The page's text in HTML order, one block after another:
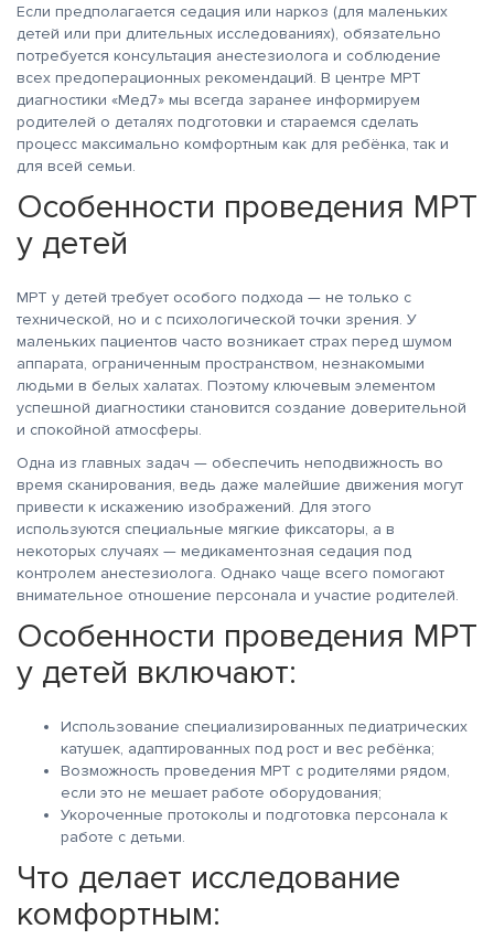
Если предполагается седация или наркоз (для маленьких
детей или при длительных исследованиях), обязательно
потребуется консультация анестезиолога и соблюдение
всех предоперационных рекомендаций. В центре МРТ
диагностики «Мед7» мы всегда заранее информируем
родителей о деталях подготовки и стараемся сделать
процесс максимально комфортным как для ребёнка, так и
для всей семьи.
Особенности проведения МРТ
у детей
МРТ у детей требует особого подхода — не только с
технической, но и с психологической точки зрения. У
маленьких пациентов часто возникает страх перед шумом
аппарата, ограниченным пространством, незнакомыми
людьми в белых халатах. Поэтому ключевым элементом
успешной диагностики становится создание доверительной
и спокойной атмосферы.
Одна из главных задач — обеспечить неподвижность во
время сканирования, ведь даже малейшие движения могут
привести к искажению изображений. Для этого
используются специальные мягкие фиксаторы, а в
некоторых случаях — медикаментозная седация под
контролем анестезиолога. Однако чаще всего помогают
внимательное отношение персонала и участие родителей.
Особенности проведения МРТ
у детей включают:
Использование специализированных педиатрических
катушек, адаптированных под рост и вес ребёнка;
Возможность проведения МРТ с родителями рядом,
если это не мешает работе оборудования;
Укороченные протоколы и подготовка персонала к
работе с детьми.
Что делает исследование
комфортным: